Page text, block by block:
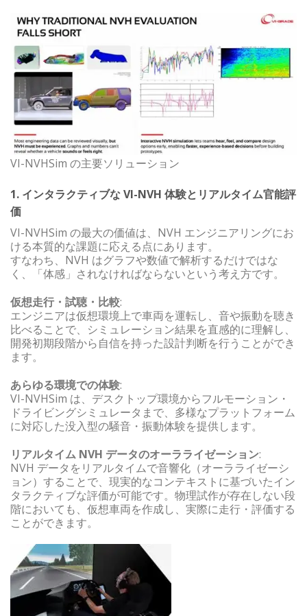
VI-NVHSim の主要ソリューション
1. インタラクティブな VI-NVH 体験とリアルタイム官能評
価
VI-NVHSim の最大の価値は、NVH エンジニアリングにお
ける本質的な課題に応える点にあります。
すなわち、NVH はグラフや数値で解析するだけではな
く、「体感」されなければならないという考え方です。
仮想走行・試聴・比較:
エンジニアは仮想環境上で車両を運転し、音や振動を聴き
比べることで、シミュレーション結果を直感的に理解し、
開発初期段階から自信を持った設計判断を行うことができ
ます。
あらゆる環境での体験:
VI-NVHSim は、デスクトップ環境からフルモーション・
ドライビングシミュレータまで、多様なプラットフォーム
に対応した没入型の騒音・振動体験を提供します。
リアルタイム NVH データのオーラライゼーション:
NVH データをリアルタイムで音響化（オーラライゼーシ
ョン）することで、現実的なコンテキストに基づいたイン
タラクティブな評価が可能です。物理試作が存在しない段
階においても、仮想車両を作成し、実際に走行・評価する
ことができます。